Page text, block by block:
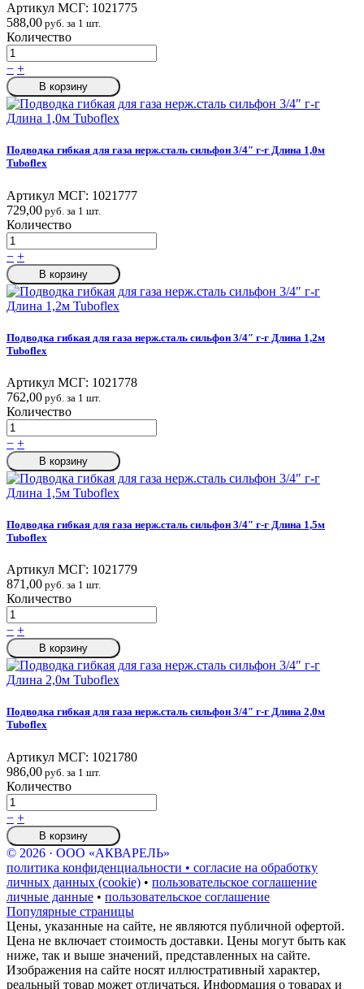
Артикул МСГ: 1021775
588,00 руб. за 1 шт.
Количество
− +
В корзину
Подводка гибкая для газа нерж.сталь сильфон 3/4″ г-г Длина 1,0м
Tuboflex
Артикул МСГ: 1021777
729,00 руб. за 1 шт.
Количество
− +
В корзину
Подводка гибкая для газа нерж.сталь сильфон 3/4″ г-г Длина 1,2м
Tuboflex
Артикул МСГ: 1021778
762,00 руб. за 1 шт.
Количество
− +
В корзину
Подводка гибкая для газа нерж.сталь сильфон 3/4″ г-г Длина 1,5м
Tuboflex
Артикул МСГ: 1021779
871,00 руб. за 1 шт.
Количество
− +
В корзину
Подводка гибкая для газа нерж.сталь сильфон 3/4″ г-г Длина 2,0м
Tuboflex
Артикул МСГ: 1021780
986,00 руб. за 1 шт.
Количество
− +
В корзину
© 2026 · ООО «АКВАРЕЛЬ»
политика конфиденциальности • согласие на обработку
личных данных (cookie) • пользовательское соглашение
личные данные • пользовательское соглашение
Популярные страницы
Цены, указанные на сайте, не являются публичной офертой.
Цена не включает стоимость доставки. Цены могут быть как
ниже, так и выше значений, представленных на сайте.
Изображения на сайте носят иллюстративный характер,
реальный товар может отличаться. Информация о товарах и